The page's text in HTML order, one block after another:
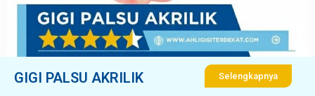
GIGI PALSU AKRILIK Selengkapnya